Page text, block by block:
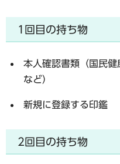
1回目の持ち物
本人確認書類（国民
など）
新規に登録する印鑑
2回目の持ち物